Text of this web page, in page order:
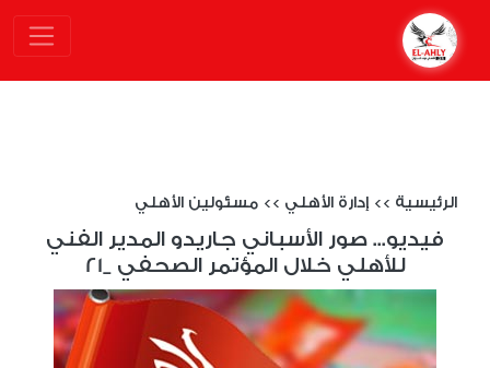
الرئيسية >> إدارة الأهلي >> مسئولين الأهلي
فيديو... صور الأسباني جاريدو المدير الفني
للأهلي خلال المؤتمر الصحفي _21